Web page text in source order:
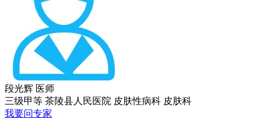
段光辉 医师
三级甲等 茶陵县人民医院 皮肤性病科 皮肤科
我要问专家